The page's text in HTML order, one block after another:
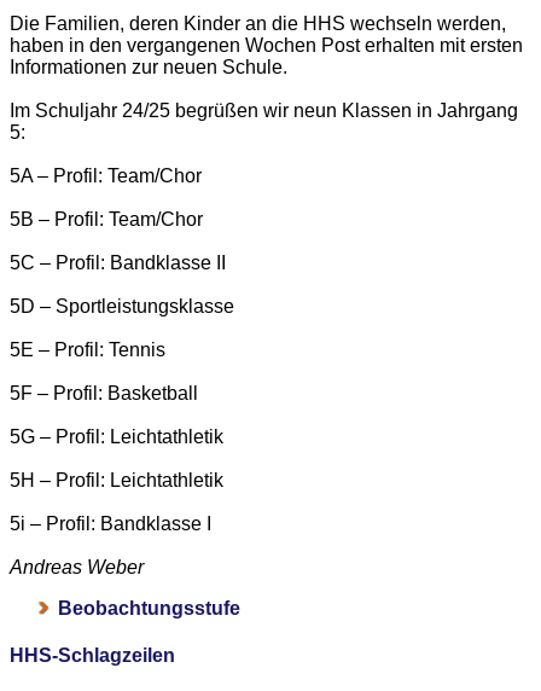
Die Familien, deren Kinder an die HHS wechseln werden,
haben in den vergangenen Wochen Post erhalten mit ersten
Informationen zur neuen Schule.
Im Schuljahr 24/25 begrüßen wir neun Klassen in Jahrgang
5:
5A – Profil: Team/Chor
5B – Profil: Team/Chor
5C – Profil: Bandklasse II
5D – Sportleistungsklasse
5E – Profil: Tennis
5F – Profil: Basketball
5G – Profil: Leichtathletik
5H – Profil: Leichtathletik
5i – Profil: Bandklasse I
Andreas Weber
Beobachtungsstufe
HHS-Schlagzeilen